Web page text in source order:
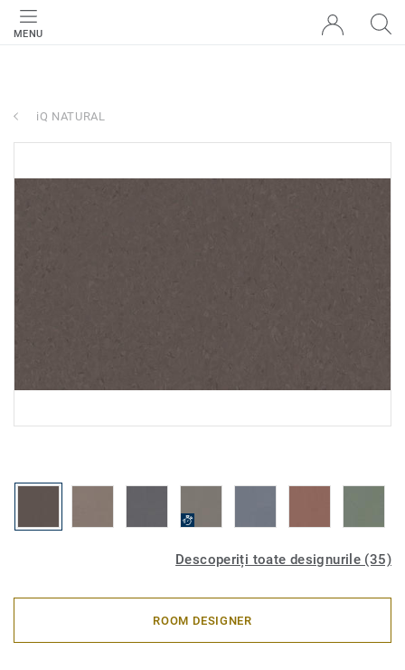
MENU
iQ NATURAL
Descoperiți toate designurile (35)
ROOM DESIGNER